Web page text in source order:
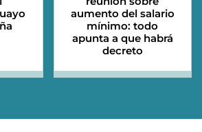
aumento del salario
mínimo: todo
apunta a que habrá
decreto